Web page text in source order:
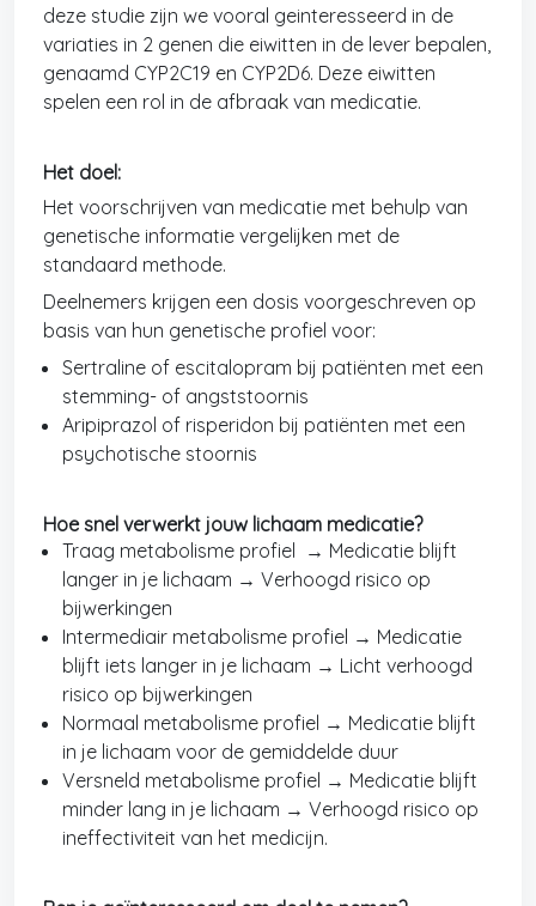
deze studie zijn we vooral geinteresseerd in de
variaties in 2 genen die eiwitten in de lever bepalen,
genaamd CYP2C19 en CYP2D6. Deze eiwitten
spelen een rol in de afbraak van medicatie.
Het doel:
Het voorschrijven van medicatie met behulp van
genetische informatie vergelijken met de
standaard methode.
Deelnemers krijgen een dosis voorgeschreven op
basis van hun genetische profiel voor:
Sertraline of escitalopram bij patiënten met een
stemming- of angststoornis
Aripiprazol of risperidon bij patiënten met een
psychotische stoornis
Hoe snel verwerkt jouw lichaam medicatie?
Traag metabolisme profiel → Medicatie blijft
langer in je lichaam → Verhoogd risico op
bijwerkingen
Intermediair metabolisme profiel → Medicatie
blijft iets langer in je lichaam → Licht verhoogd
risico op bijwerkingen
Normaal metabolisme profiel → Medicatie blijft
in je lichaam voor de gemiddelde duur
Versneld metabolisme profiel → Medicatie blijft
minder lang in je lichaam → Verhoogd risico op
ineffectiviteit van het medicijn.